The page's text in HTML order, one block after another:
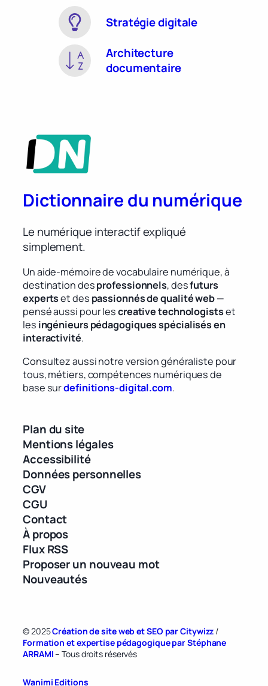
Stratégie digitale
Architecture
documentaire
Dictionnaire du numérique
Le numérique interactif expliqué
simplement.
Un aide-mémoire de vocabulaire numérique, à
destination desprofessionnels, desfuturs
expertset des passionnés de qualité web—
pensé aussi pour lescreative technologistset
les ingénieurs pédagogiques spécialisés en
interactivité.
Consultez aussi notre version généraliste pour
tous, métiers, compétences numériques de
base surdefinitions-digital.com.
Plan du site
Mentions légales
Accessibilité
Données personnelles
CGV
CGU
Contact
À propos
Flux RSS
Proposer un nouveau mot
Nouveautés
© 2025Création de site web et SEO par Citywizz /
Formation et expertise pédagogique par Stéphane
ARRAMI– Tous droits réservés
Wanimi Editions